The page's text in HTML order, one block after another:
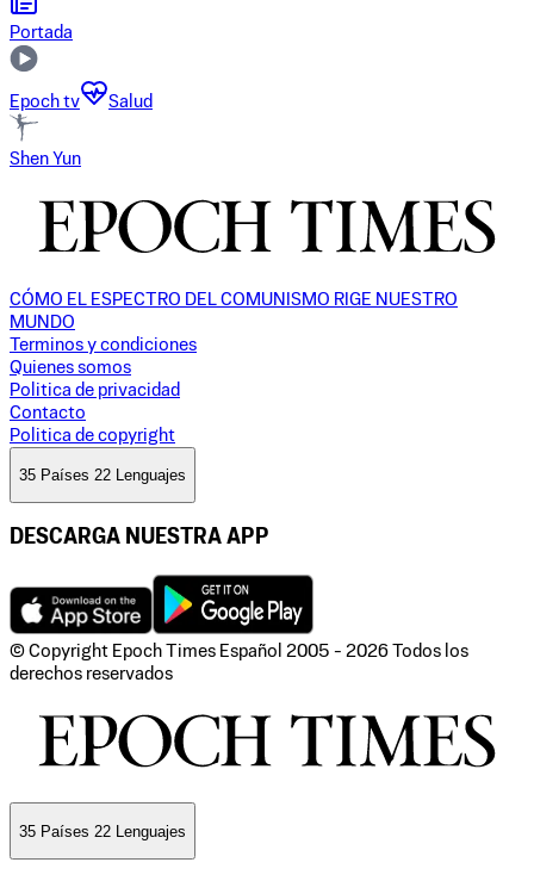
Portada
Epoch tv Salud
Shen Yun
CÓMO EL ESPECTRO DEL COMUNISMO RIGE NUESTRO
MUNDO
Terminos y condiciones
Quienes somos
Politica de privacidad
Contacto
Politica de copyright
35 Países 22 Lenguajes
DESCARGA NUESTRA APP
© Copyright Epoch Times Español 2005 - 2026 Todos los
derechos reservados
35 Países 22 Lenguajes